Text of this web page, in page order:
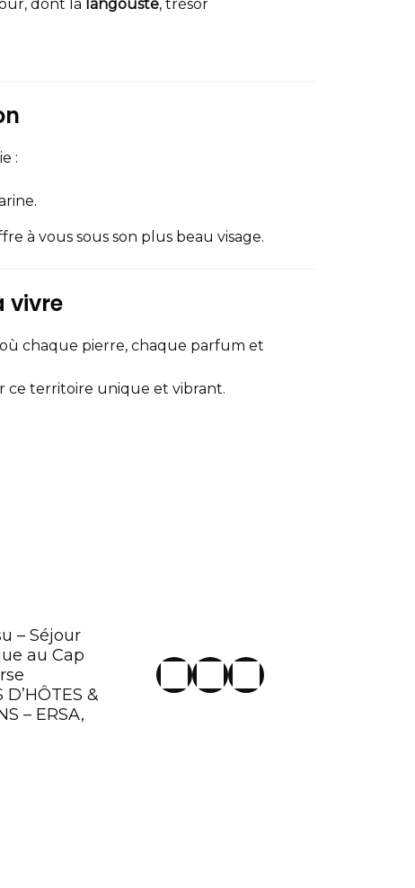
dont la langouste, trésor
:
à vous sous son plus beau visage.
vivre
chaque pierre, chaque parfum et
ce territoire unique et vibrant.
– Séjour
au Cap
D’HÔTES &
– ERSA,